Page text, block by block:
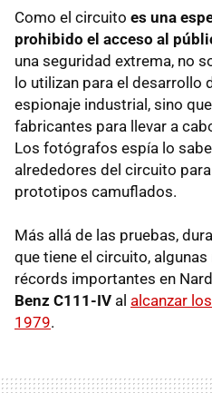
Como el circuito es una
prohibido el acceso al
una seguridad extrema, no
lo utilizan para el desarrollo
espionaje industrial, sino
fabricantes para llevar a
Los fotógrafos espía lo
alrededores del circuito
prototipos camuflados.
Más allá de las pruebas,
que tiene el circuito,
récords importantes en
Benz C111-IV al alcanzar
1979.